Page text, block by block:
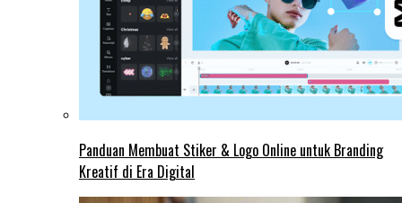
Panduan Membuat Stiker & Logo Online untuk Branding
Kreatif di Era Digital